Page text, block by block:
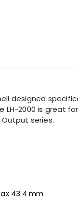
designed
LH-2000 is great
Output series.
43.4 mm